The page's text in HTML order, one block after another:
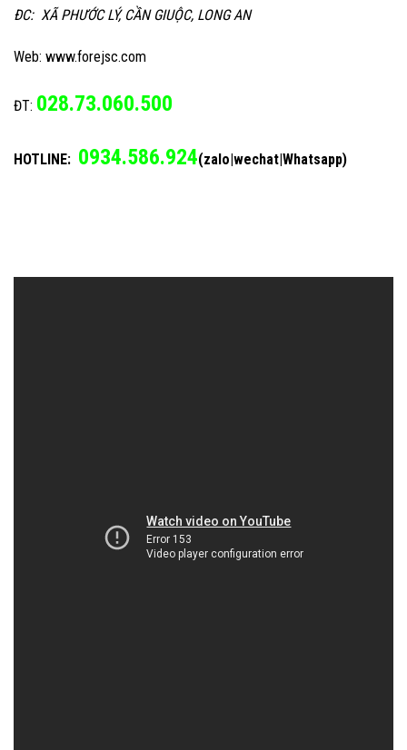
ĐC: XÃ PHƯỚC LÝ, CẦN GIUỘC, LONG AN
Web: www.forejsc.com
ĐT: 028.73.060.500
HOTLINE: 0934.586.924(zalo|wechat|Whatsapp)